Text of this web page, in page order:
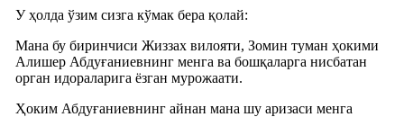
У ҳолда ўзим сизга кўмак бера қолай:
Мана бу биринчиси Жиззах вилояти, Зомин туман ҳокими
Алишер Абдуғаниевнинг менга ва бошқаларга нисбатан
орган идораларига ёзган мурожаати.
Ҳоким Абдуғаниевнинг айнан мана шу аризаси менга